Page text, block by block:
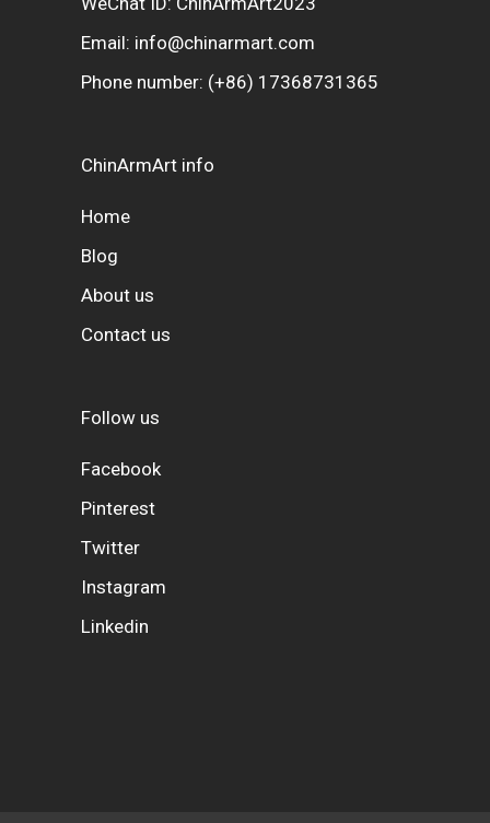
Email: info@chinarmart.com
Phone number: (+86) 17368731365
ChinArmArt info
Home
Blog
About us
Contact us
Follow us
Facebook
Pinterest
Twitter
Instagram
Linkedin